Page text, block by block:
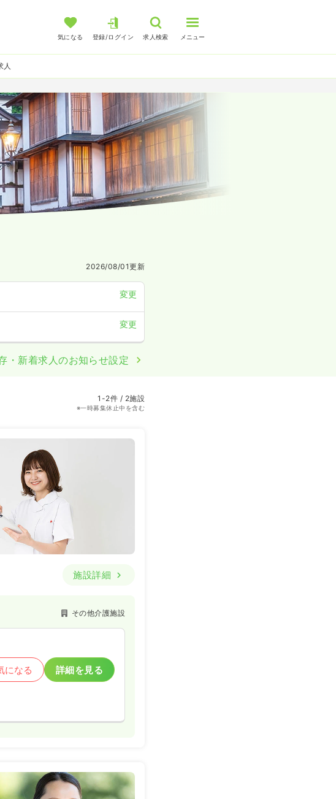
気になる 登録/ログイン 求人検索 メニュー
人
2026/08/01更新
変更
変更
・新着求人のお知らせ設定
1-2件 / 2施設
※一時募集休止中を含む
施設詳細
その他介護施設
になる 詳細を見る